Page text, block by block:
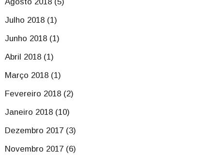
Julho 2018 (1)
Junho 2018 (1)
Abril 2018 (1)
Março 2018 (1)
Fevereiro 2018 (2)
Janeiro 2018 (10)
Dezembro 2017 (3)
Novembro 2017 (6)